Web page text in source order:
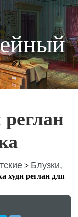
> Блузки,
худи реглан для